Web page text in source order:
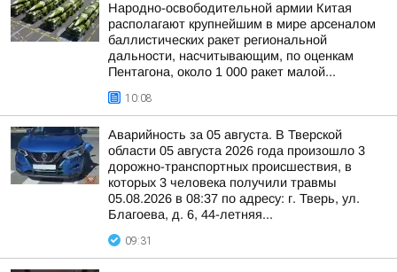
Народно-освободительной армии Китая
располагают крупнейшим в мире арсеналом
баллистических ракет региональной
дальности, насчитывающим, по оценкам
Пентагона, около 1 000 ракет малой...
10:08
Аварийность за 05 августа. В Тверской
области 05 августа 2026 года произошло 3
дорожно-транспортных происшествия, в
которых 3 человека получили травмы
05.08.2026 в 08:37 по адресу: г. Тверь, ул.
Благоева, д. 6, 44-летняя...
09:31